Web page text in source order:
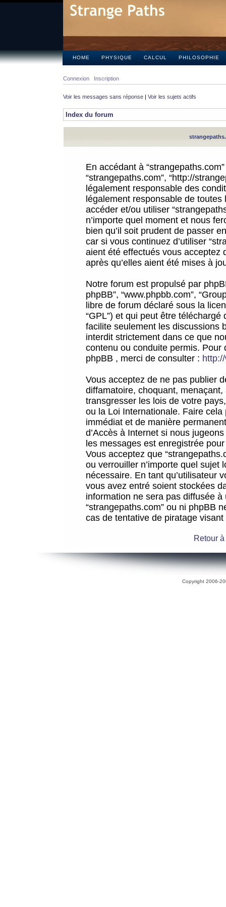
HOME PHYSIQUE CALCUL PHILOSOPHIE
Connexion Inscription
Voir les messages sans réponse | Voir les sujets actifs
Index du forum
En accédant à
“strangepaths.com”, “http://
légalement responsable des
légalement responsable de
accéder et/ou utiliser
n’importe quel moment et nous
bien qu’il soit prudent de passer
car si vous continuez d’utiliser
aient été effectués vous acceptez
après qu’elles aient été mises à
Notre forum est propulsé par
phpBB”, “www.phpbb.com”,
libre de forum déclaré sous la
“GPL”) et qui peut être téléchargé
facilite seulement les discussions
interdit strictement dans ce que
contenu ou conduite permis.
phpBB , merci de consulter :
Vous acceptez de ne pas publier
diffamatoire, choquant,
transgresser les lois de votre
ou la Loi Internationale. Faire
immédiat et de manière
d’Accès à Internet si nous
les messages est enregistrée
Vous acceptez que
ou verrouiller n’importe quel sujet
nécessaire. En tant qu’utilisateur
vous avez entré soient stockées
information ne sera pas diffusée
“strangepaths.com” ou ni phpBB
cas de tentative de piratage
Retour
Copyright 2006-